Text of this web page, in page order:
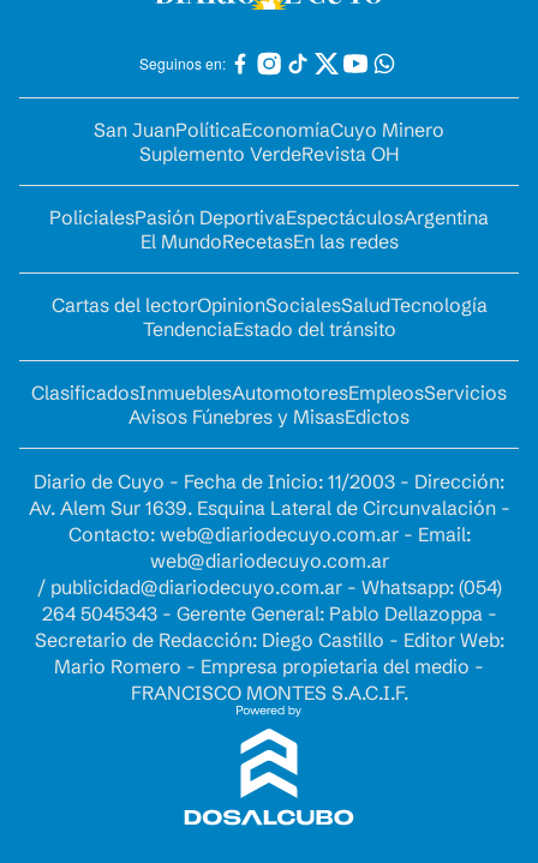
Seguinos en:
San JuanPolíticaEconomíaCuyo Minero
Suplemento VerdeRevista OH
PolicialesPasión DeportivaEspectáculosArgentina
El MundoRecetasEn las redes
Cartas del lectorOpinionSocialesSaludTecnología
TendenciaEstado del tránsito
ClasificadosInmueblesAutomotoresEmpleosServicios
Avisos Fúnebres y MisasEdictos
Diario de Cuyo - Fecha de Inicio: 11/2003 - Dirección:
Av. Alem Sur 1639. Esquina Lateral de Circunvalación -
Contacto: web@diariodecuyo.com.ar- Email:
web@diariodecuyo.com.ar
/ publicidad@diariodecuyo.com.ar- Whatsapp: (054)
264 5045343 - Gerente General: Pablo Dellazoppa -
Secretario de Redacción: Diego Castillo - Editor Web:
Mario Romero - Empresa propietaria del medio -
FRANCISCO MONTES S.A.C.I.F.